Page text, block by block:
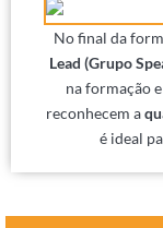
No final da
Lead (Grupo
na formação
reconhecem a
é ideal